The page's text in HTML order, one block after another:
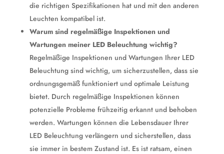
die richtigen Spezifikationen hat und mit den anderen
Leuchten kompatibel ist.
Warum sind regelmäßige Inspektionen und
Wartungen meiner LED Beleuchtung wichtig?
Regelmäßige Inspektionen und Wartungen Ihrer LED
Beleuchtung sind wichtig, um sicherzustellen, dass sie
ordnungsgemäß funktioniert und optimale Leistung
bietet. Durch regelmäßige Inspektionen können
potenzielle Probleme frühzeitig erkannt und behoben
werden. Wartungen können die Lebensdauer Ihrer
LED Beleuchtung verlängern und sicherstellen, dass
sie immer in bestem Zustand ist. Es ist ratsam, einen